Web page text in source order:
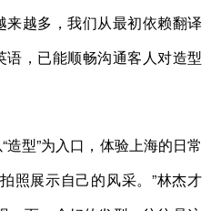
越多，我们从最初依赖翻译
，已能顺畅沟通客人对造型
型”为入口，体验上海的日常
照展示自己的风采。”林杰才